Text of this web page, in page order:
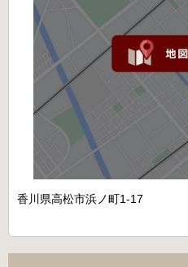
香川県高松市浜ノ町1-17